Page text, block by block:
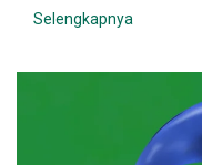
Selengkapnya